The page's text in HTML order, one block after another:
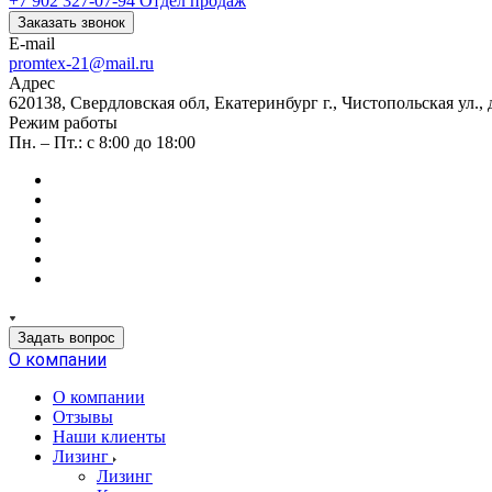
Заказать звонок
E-mail
promtex-21@mail.ru
Адрес
620138, Свердловская обл, Екатеринбург г., Чистопольская
Режим работы
Пн. – Пт.: с 8:00 до 18:00
Задать вопрос
О компании
О компании
Отзывы
Наши клиенты
Лизинг
Лизинг